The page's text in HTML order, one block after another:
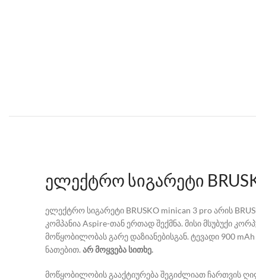
ელექტრო სიგარეტი
ელექტრო სიგარეტი BRUSKO minican 3 pro არის
კომპანია Aspire-თან ერთად შექმნა. მისი მსუბუქი
მოწყობილობას გარე დაზიანებისგან. ტევადი 900
ნათებით. არ მოყვება სითხე.
მოწყობილობის გააქტიურება შეგიძლიათ ჩართვის